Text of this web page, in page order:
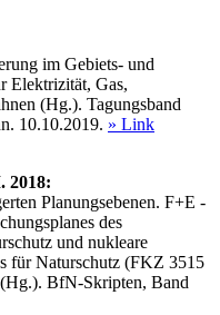
im Gebiets- und
Elektrizität, Gas,
(Hg.). Tagungsband
10.10.2019. » Link
2018:
Planungsebenen. F+E -
des
und nukleare
für Naturschutz (FKZ 3515
BfN-Skripten, Band